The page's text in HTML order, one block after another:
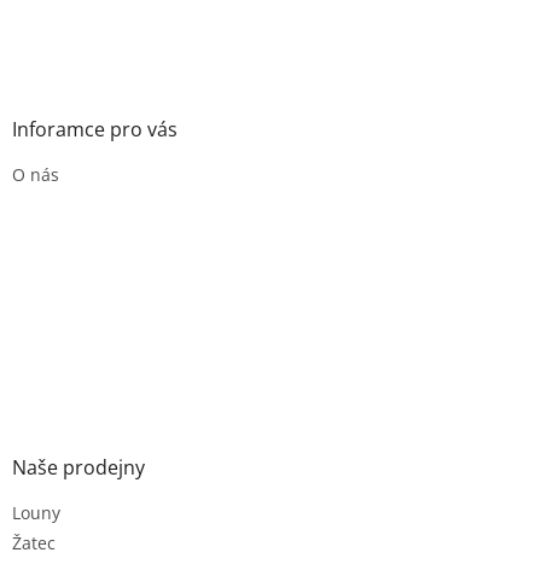
Inforamce pro vás
O nás
Naše prodejny
Louny
Žatec